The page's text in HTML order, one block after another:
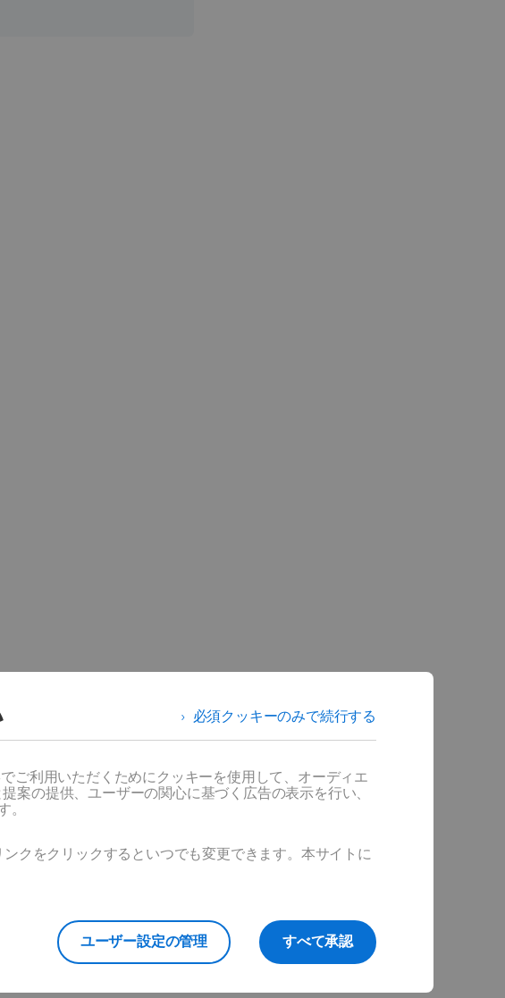
必須クッキーのみで続行する
ご利用いただくためにクッキーを使用して、オーディエ
案の提供、ユーザーの関心に基づく広告の表示を行い、
。
クをクリックするといつでも変更できます。本サイトに
すべて承認
ユーザー設定の管理